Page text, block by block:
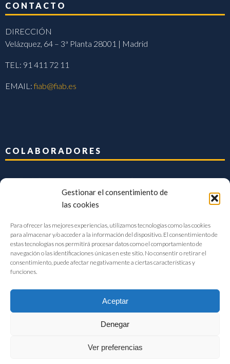
Gestionar el consentimiento de
las cookies
Para ofrecer las mejores experiencias, utilizamos tecnologías como las cookies
para almacenar y/o acceder a la información del dispositivo. El consentimiento de
estas tecnologías nos permitirá procesar datos como el comportamiento de
navegación o las identificaciones únicas en este sitio. No consentir o retirar el
consentimiento, puede afectar negativamente a ciertas características y
funciones.
Aceptar
Denegar
Ver preferencias
CONTACTO
DIRECCIÓN
Velázquez, 64 – 3ª Planta 28001 | Madrid
TEL: 91 411 72 11
EMAIL:fiab@fiab.es
COLABORADORES
FIAB Federación Española de Industrias de la Alimentación y Bebidas